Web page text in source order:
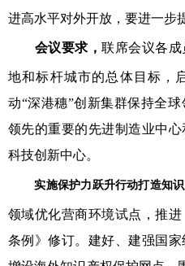
进高水平对外开放，要进一步
会议要求，联席会议各
地和标杆城市的总体目标，
动“深港穗”创新集群保持全
领先的重要的先进制造业中
科技创新中心。
实施保护力跃升行动打造知
领域优化营商环境试点，推
条例》修订。建好、建强国